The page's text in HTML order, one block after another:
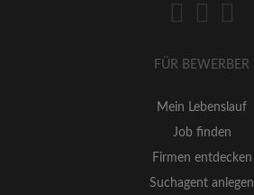
FÜR BEWERBER
Mein Lebenslauf
Job finden
Firmen entdecken
Suchagent anlegen